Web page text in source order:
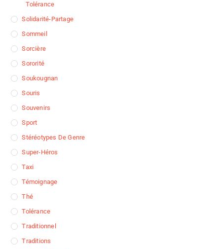
Tolérance
Solidarité-Partage
Sommeil
Sorcière
Sororité
Soukougnan
Souris
Souvenirs
Sport
Stéréotypes De Genre
Super-Héros
Taxi
Témoignage
Thé
Tolérance
Traditionnel
Traditions